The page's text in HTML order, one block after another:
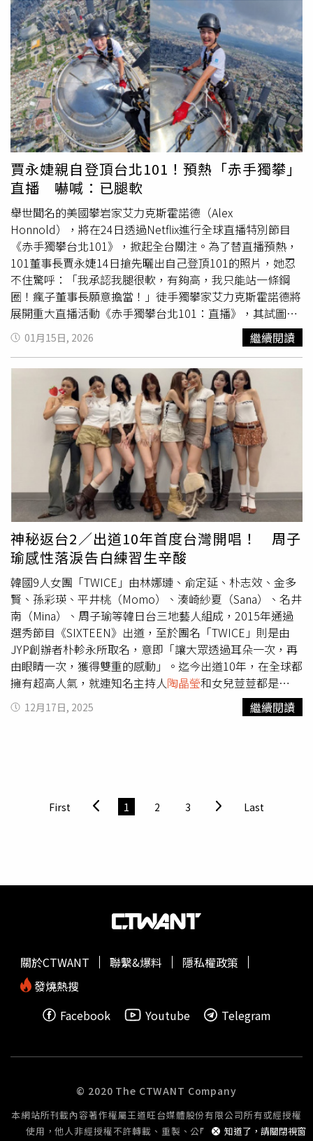
則以全黑中式訂製正裝呼應，胸前「龍」意象刺繡低調而沉
穩。龍鳳相映的設計語彙，象徵圓滿與和合，也為這對新人
在人生重要節點，留下兼具文化深度與情感溫度的紀念畫
面。（圖/lulu ig、品牌提供）
麗、洪都拉斯、許效舜、張睿家、王傳一、邱凱偉、楊烈、
伊正、亮哲、郁方、陶晶瑩、阿KEN、納豆夫婦、許哲珮、
旺福小民、王彩樺、于美人、黃鐙輝夫婦、巴鈺、黃小柔、
陳建騏、魏如萱、李英宏、李千娜、告五人的犬青和雲安、
關穎、比莉姐和周湯豪、潘若迪、阿BEN與徐小可夫婦、
KID、黃嘉千、郎祖筠、倪安東與管罄夫婦、孫盛希、李玉
璽與許允樂夫婦、黃韻玲、李翊君、蕭煌奇、Matzka、李
易與六月夫婦、史丹利與GIGI夫婦、盧學叡、周定緯、李佳
穎、歐弟、施名帥與朱芷瑩夫婦、唐禹哲等人皆應邀出席，
充分展現兩人在圈內累積的好人緣與好人氣。談及婚禮規
劃，Lulu坦言最耗費心神的是「座位安排」，希望能照顧到
每一位賓客的感受，讓大家都能與好友自在敘舊。而婚禮佈
置則展現了極致創意，將場地轉化為宛如展覽與遊樂園的結
合體。整體概念以「婚禮樂園」為主軸，巧妙劃分為「Lulu
Land」與「Hank Land」，兩區交織成一個既趣味又充滿溫
馨愛意的空間。整場婚禮流程更突破傳統，策劃成一場高規
格的「婚禮實況綜藝秀」，並邀來好友黃豪平獨挑大樑，現
場歡笑聲不斷。世紀婚宴菜單包括：1.迎賓風味小碟、2.燒
烤昏脆銀魚、3.繶漬芝麻核挤、4.水晶肴元蹄佐酸辣汁、5.
文華東方拼鹽、6.汾酒覉香美國牛腱、7.果木燒櫻桃鸭、8
蓉城櫬麻囗水素齆搔、9.北冬蟲草鮑魚瑤柱燉雞湯、10.花
好月又團、11.金酸湯奶油焗海岩龍蝦、12.黃椒鹽蒸海石
斑、13.麥門冬蒽烤肋排、14.荷葉樱花蝦台式米糕、15。牛
奶巧克力松露蛋糕、百荷芒果蛋奶顯、芒果酒、16.精緻小
點。陳漢典、Lulu世紀婚宴菜單曝光。（圖／讀者提供）
賈永婕親自登頂台北101！預熱「赤手獨攀」
直播 嚇喊：已腿軟
舉世聞名的美國攀岩家艾力克斯霍諾德（Alex
Honnold），將在24日透過Netflix進行全球直播特別節目
《赤手獨攀台北101》，掀起全台關注。為了替直播預熱，
101董事長賈永婕14日搶先曬出自己登頂101的照片，她忍
不住驚呼：「我承認我腿很軟，有夠高，我只能站一條鋼
圈！瘋子董事長願意擔當！」徒手獨攀家艾力克斯霍諾德將
展開重大直播活動《赤手獨攀台北101：直播》，其試圖於
24日上午9點，攀登極致高聳的摩天大樓101外牆，高度達
508公尺。而101董座賈永婕則搶先一步，親身站上101高空
認我腿很軟，有夠高，我只能站一條鋼圈。但是我就是有勇
氣站上去接受挑戰！Team 101，My team，讓我們一起完
成這個不可能的任務！」賈永婕也坦言，看到霍諾德徒手攀
爬時，多數人一定會認為「也太危險、太可怕了吧」，但她
卻忍不住讚嘆「覺得太強大，太厲害了！」更直喊頂尖高手
再神、再厲害，也需要「瘋子董事長願意擔當」，笑說一般
董事長恐怕早已腿軟。她最後也以「瘋子般的勇氣」形容這
次行動，並標註「1／24 Netflix早上九點直播」。貼文曝光
後，立刻引起網友熱議，不少人驚呼「光看照片就腿軟、冒
手汗」、「董事長真的太敢了」、「以為是AI圖」、「這高
度妳還能笑得燦爛，太佩服了」；女星陶晶瑩更喊：「我的
媽呀！趕快下來！」事實上，霍諾德自5歲開始就在體育館
裡練習攀岩，青少年時期參加過許多國際或本土少年攀爬活
動競賽；2017年徒手攀登美國優勝美地國家公園花崗岩壁
「酋長岩」的壯舉，被《國家地理雜誌》拍成紀錄片《赤手
登峰》，並獲得奧斯卡最佳紀錄片和英國電影學院獎肯定。
據悉，霍諾德早在十多年前就想攀登台北101，但雙方在
「安全方面」沒有達成共識，霍諾德向來以徒手攀爬、不攜
帶繩索和防護工具來挑戰，但業者認為風險太高，直到賈永
婕上任後終於點頭。
01月15日, 2026 繼續閱讀
神秘返台2／出道10年首度台灣開唱！ 周子
瑜感性落淚告白練習生辛酸
韓國9人女團「TWICE」由林娜璉、俞定延、朴志效、金多
賢、孫彩瑛、平井桃（Momo）、湊崎紗夏（Sana）、名井
南（Mina）、周子瑜等韓日台三地藝人組成，2015年通過
選秀節目《SIXTEEN》出道，至於團名「TWICE」則是由
JYP創辦者朴軫永所取名，意即「讓大眾透過耳朵一次，再
由眼睛一次，獲得雙重的感動」。迄今出道10年，在全球都
擁有超高人氣，就連知名主持人陶晶瑩和女兒荳荳都是
TWICE超級粉絲。TWICE在高雄的兩場演出，周子瑜都有特
別準備一封信給粉絲。（圖／讀者提供）2025年TWICE終
「嫁女兒」般的心情，掀起全場驚呼。子瑜首次回高雄表
演，路上有粉絲自製的歡迎燈旗。（圖／王奕棋攝）周子瑜
她也坦言這次返台演出心情始終不真實，「因為有媽媽在，
ONCE 講話了』，真的很可愛。」團員們在後台也展現滿滿
團魂，有人緊緊抱住她、有人要她「不能哭」，讓周子瑜直
周子瑜回台灣演出，讓周媽媽有嫁女兒的感覺。（圖／翻攝
自周子瑜媽媽IG）高雄演唱會最終場時，周子瑜終於忍不住
「我內心一直矛盾，既充滿熱情，又常對自己失望。原本只
市大巨蛋開唱。（圖／翻攝自TWICE IG）演唱會結束返韓
後，周子瑜也在社群向台灣粉絲喊話：「謝謝你們為我們所
做的一切，回家真好。」並釋出10張後台照片，其中包括高
雄開唱的經典畫面，感動 ONCE 紛紛留言支持。此外，
12月17日, 2025 繼續閱讀
First 1 2 3 Last
知道了，請關閉視窗
關於CTWANT 聯繫&爆料
隱私權政策
發燒熱搜
Facebook
Youtube Telegram
© 2020 The CTWANT Company
本網站所刊載內容著作權屬王道旺台媒體股份有限公司所有或經授權
使用，他人非經授權不許轉載、重製、公開播送或公開傳輸。